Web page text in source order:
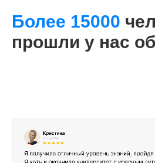
Более 15000
прошли у нас